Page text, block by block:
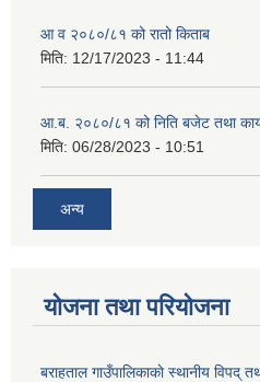
आ व २०८०/८१ को रातो किताब
मिति: 12/17/2023 - 11:44
आ.ब. २०८०/८१ को निति बजेट तथा
मिति: 06/28/2023 - 10:51
अन्य
योजना तथा परियोजना
बराहताल गाउँपालिकाकाे स्थानीय